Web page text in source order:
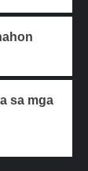
sa mga